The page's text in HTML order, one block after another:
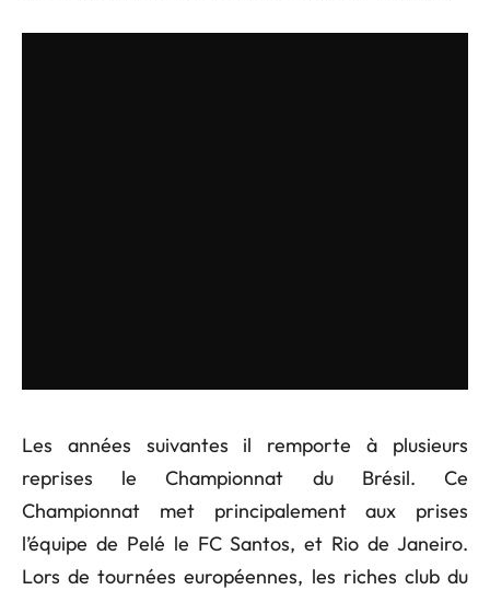
Les années suivantes il remporte à plusieurs
reprises le Championnat du Brésil. Ce
Championnat met principalement aux prises
l’équipe de Pelé le FC Santos, et Rio de Janeiro.
Lors de tournées européennes, les riches club du